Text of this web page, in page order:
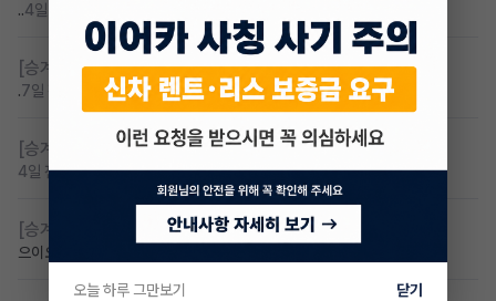
..4일 전
[승계찾아줘] 제네시스 gv60 렌탈 승계찾습니다
.7일 전 조회 87댓글 5
[승계찾아줘] 무보증 무심사 전기차 승계 알아봅니다
4일 전조회 86댓글 1
[승계찾아줘] 아이오닉9 승계 받고싶습니다
으이오닉
오늘 하루 그만보기 닫기